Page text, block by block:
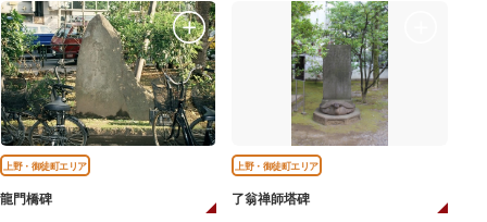
上野・御徒町エリア
龍門橋碑
上野・御徒町エリア
了翁禅師塔碑